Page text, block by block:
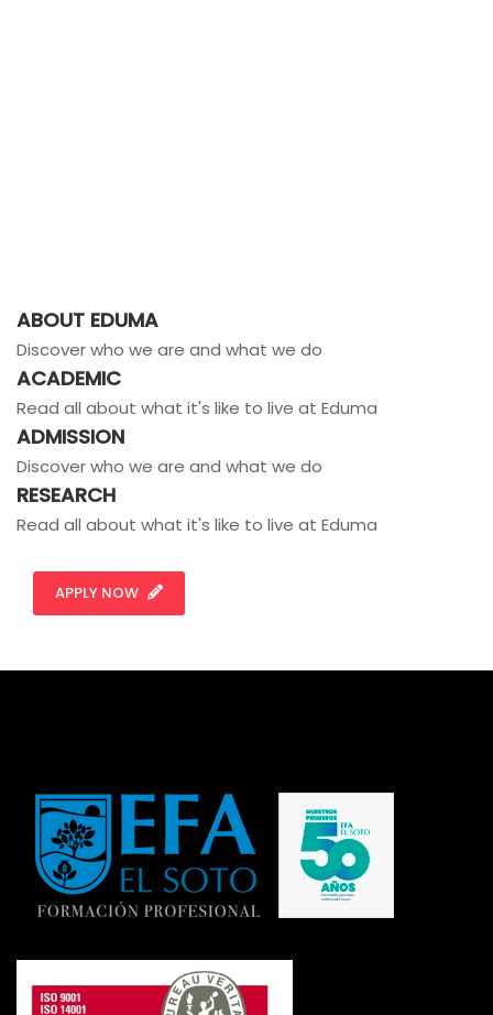
ABOUT EDUMA
Discover who we are and what we do
ACADEMIC
Read all about what it's like to live at Eduma
ADMISSION
Discover who we are and what we do
RESEARCH
Read all about what it's like to live at Eduma
APPLY NOW